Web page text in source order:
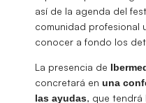
así de la agenda del
comunidad profesional
conocer a fondo los
La presencia de
concretará en una
las ayudas, que tendrá